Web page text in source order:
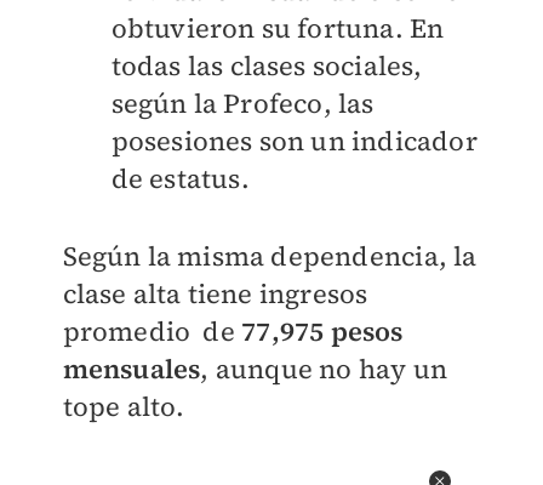
obtuvieron su fortuna. En
todas las clases sociales,
según la Profeco, las
posesiones son un indicador
de estatus.
Según la misma dependencia, la
clase alta tiene ingresos
promedio de 77,975 pesos
mensuales, aunque no hay un
tope alto.